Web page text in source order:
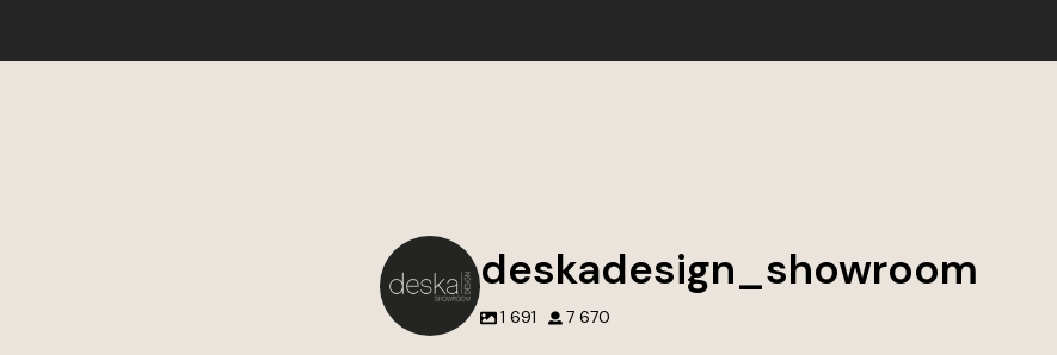
deskadesign_showroom
1 691 7 670